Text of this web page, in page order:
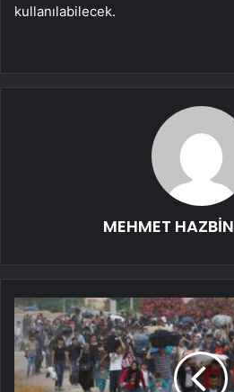
kullanılabilecek. ​​​​​​​
MEHMET